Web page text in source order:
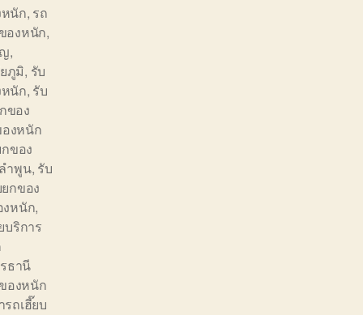
หนัก, รถ
องหนัก,
,
ภูมิ, รับ
หนัก, รับ
ของ
งหนัก
ของ
ำพูน, รับ
กของ
งหนัก,
ริการ
ธานี
องหนัก
รถเฮี๊ยบ